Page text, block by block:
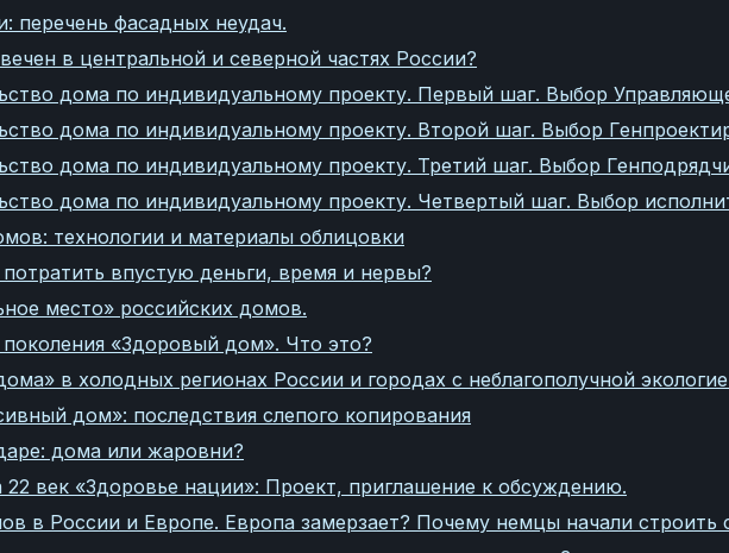
перечень фасадных неудач.
в центральной и северной частях России?
дома по индивидуальному проекту. Первый шаг. Выбор
дома по индивидуальному проекту. Второй шаг. Выбор
дома по индивидуальному проекту. Третий шаг. Выбор
дома по индивидуальному проекту. Четвертый шаг. Выбор
технологии и материалы облицовки
впустую деньги, время и нервы?
место» российских домов.
«Здоровый дом». Что это?
в холодных регионах России и городах с неблагополучной
дом»: последствия слепого копирования
дома или жаровни?
век «Здоровье нации»: Проект, приглашение к обсуждению.
в России и Европе. Европа замерзает? Почему немцы начали строить